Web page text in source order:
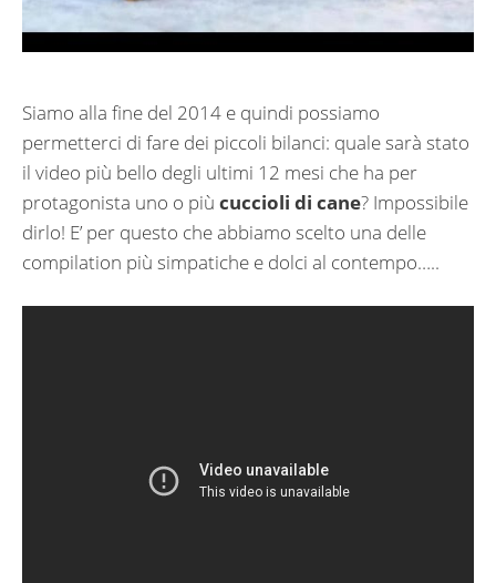
Siamo alla fine del 2014 e quindi possiamo
permetterci di fare dei piccoli bilanci: quale sarà stato
il video più bello degli ultimi 12 mesi che ha per
protagonista uno o più cuccioli di cane? Impossibile
dirlo! E’ per questo che abbiamo scelto una delle
compilation più simpatiche e dolci al contempo…..